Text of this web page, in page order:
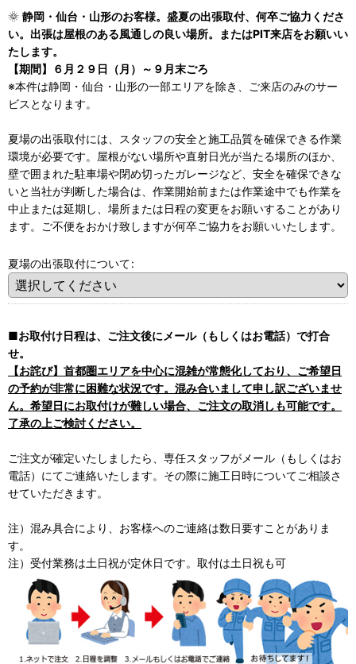
🌞 静岡・仙台・山形のお客様。盛夏の出張取付、何卒ご協力くださ
い。出張は屋根のある風通しの良い場所。またはPIT来店をお願いい
たします。
【期間】６月２９日（月）～９月末ごろ
※本件は静岡・仙台・山形の一部エリアを除き、ご来店のみのサー
ビスとなります。
夏場の出張取付には、スタッフの安全と施工品質を確保できる作業
環境が必要です。屋根がない場所や直射日光が当たる場所のほか、
壁で囲まれた駐車場や閉め切ったガレージなど、安全を確保できな
いと当社が判断した場合は、作業開始前または作業途中でも作業を
中止または延期し、場所または日程の変更をお願いすることがあり
ます。ご不便をおかけ致しますが何卒ご協力をお願いいたします。
夏場の出張取付について:
■お取付け日程は、ご注文後にメール（もしくはお電話）で打合
せ。
【お詫び】首都圏エリアを中心に混雑が常態化しており、ご希望日
の予約が非常に困難な状況です。混み合いまして申し訳ございませ
ん。希望日にお取付けが難しい場合、ご注文の取消しも可能です。
了承の上ご検討ください。
ご注文が確定いたしましたら、専任スタッフがメール（もしくはお
電話）にてご連絡いたします。その際に施工日時についてご相談さ
せていただきます。
注）混み具合により、お客様へのご連絡は数日要すことがありま
す。
注）受付業務は土日祝が定休日です。取付は土日祝も可